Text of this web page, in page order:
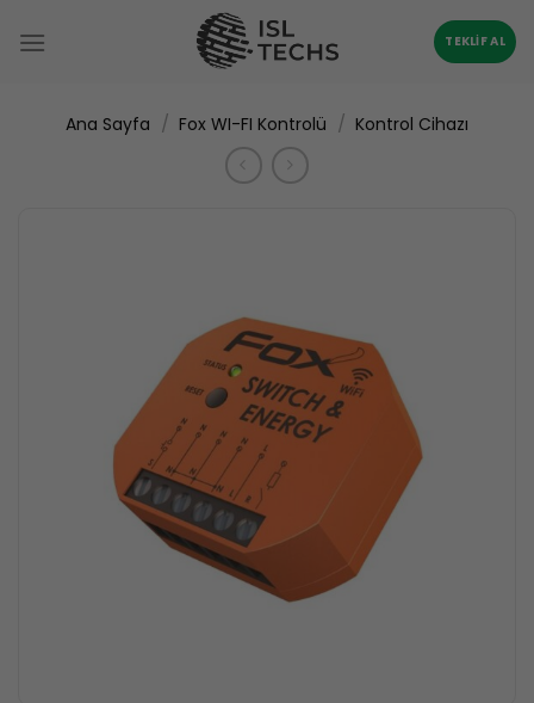
atla
TEKLIF AL
Ana Sayfa / Fox WI-FI Kontrolü / Kontrol Cihazı